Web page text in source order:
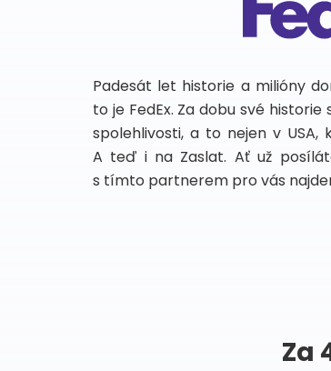
Padesát let historie a milióny
to je FedEx. Za dobu své
spolehlivosti, a to nejen v
A teď i na Zaslat. Ať už
s tímto partnerem pro vás
Za